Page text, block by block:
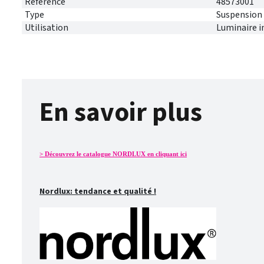
Type
Suspension
Utilisation
Luminaire
En savoir plus
> Découvrez le catalogue NORDLUX en cliquant ici
Nordlux: tendance et qualité !